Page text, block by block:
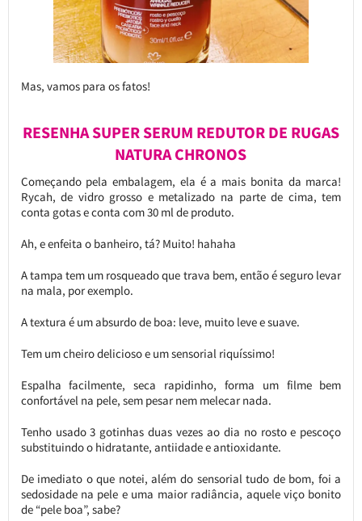
Mas, vamos para os fatos!
RESENHA SUPER SERUM REDUTOR DE RUGAS
NATURA CHRONOS
Começando pela embalagem, ela é a mais bonita da marca!
Rycah, de vidro grosso e metalizado na parte de cima, tem
conta gotas e conta com 30 ml de produto.
Ah, e enfeita o banheiro, tá? Muito! hahaha
A tampa tem um rosqueado que trava bem, então é seguro levar
na mala, por exemplo.
A textura é um absurdo de boa: leve, muito leve e suave.
Tem um cheiro delicioso e um sensorial riquíssimo!
Espalha facilmente, seca rapidinho, forma um filme bem
confortável na pele, sem pesar nem melecar nada.
Tenho usado 3 gotinhas duas vezes ao dia no rosto e pescoço
substituindo o hidratante, antiidade e antioxidante.
De imediato o que notei, além do sensorial tudo de bom, foi a
sedosidade na pele e uma maior radiância, aquele viço bonito
de “pele boa”, sabe?